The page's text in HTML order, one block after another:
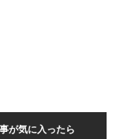
が気に入ったら